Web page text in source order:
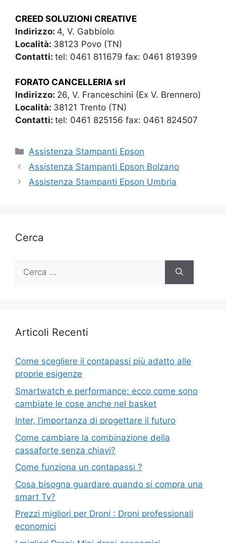
CREED SOLUZIONI CREATIVE
Indirizzo: 4, V. Gabbiolo
Località: 38123 Povo (TN)
Contatti: tel: 0461 811679 fax: 0461 819399
FORATO CANCELLERIA srl
Indirizzo: 26, V. Franceschini (Ex V. Brennero)
Località: 38121 Trento (TN)
Contatti: tel: 0461 825156 fax: 0461 824507
Categorie
Assistenza Stampanti Epson
Assistenza Stampanti Epson Bolzano
Assistenza Stampanti Epson Umbria
Cerca
Ricerca
Articoli Recenti
Come scegliere il contapassi più adatto alle
proprie esigenze
Smartwatch e performance: ecco come sono
cambiate le cose anche nel basket
Inter, l’importanza di progettare il futuro
Come cambiare la combinazione della
cassaforte senza chiavi?
Come funziona un contapassi ?
Cosa bisogna guardare quando si compra una
smart Tv?
Prezzi migliori per Droni : Droni professionali
economici